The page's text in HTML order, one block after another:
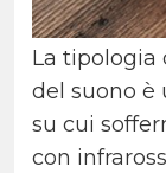
La tipologia
del suono
su cui
con